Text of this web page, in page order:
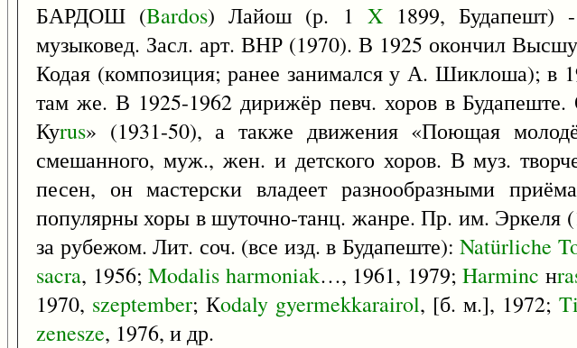
БАРДОШ (Bardos) Лайош (р. 1 X1899, Будапешт) -
музыковед. Засл. арт. ВНР (1970). В 1925 окончил
Кодая (композиция; ранее занимался у А. Шиклоша); в
там же. В 1925-1962 дирижёр певч. хоров в
Куrus» (1931-50), а также движения «Поющая
смешанного, муж., жен. и детского хоров. В муз.
песен, он мастерски владеет разнообразными
популярны хоры в шуточно-танц. жанре. Пр. им. Эркеля
за рубежом. Лит. соч. (все изд. в Будапеште):Natürliche
sacra, 1956;Modalis harmoniak…, 1961, 1979;Harminc н
1970, szeptember; Кodaly gyermekkarairol, [б. м.], 1972;
zenesze, 1976, и др.